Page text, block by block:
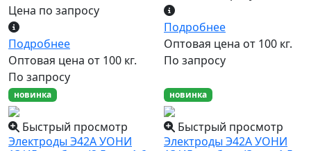
Цена по запросу
Подробнее
Оптовая цена от 100 кг.
По запросу
Подробнее
Оптовая цена от 100 кг.
По запросу
новинка
Быстрый просмотр
Электроды Э42А УОНИ
новинка
Быстрый просмотр
Электроды Э42А УОНИ